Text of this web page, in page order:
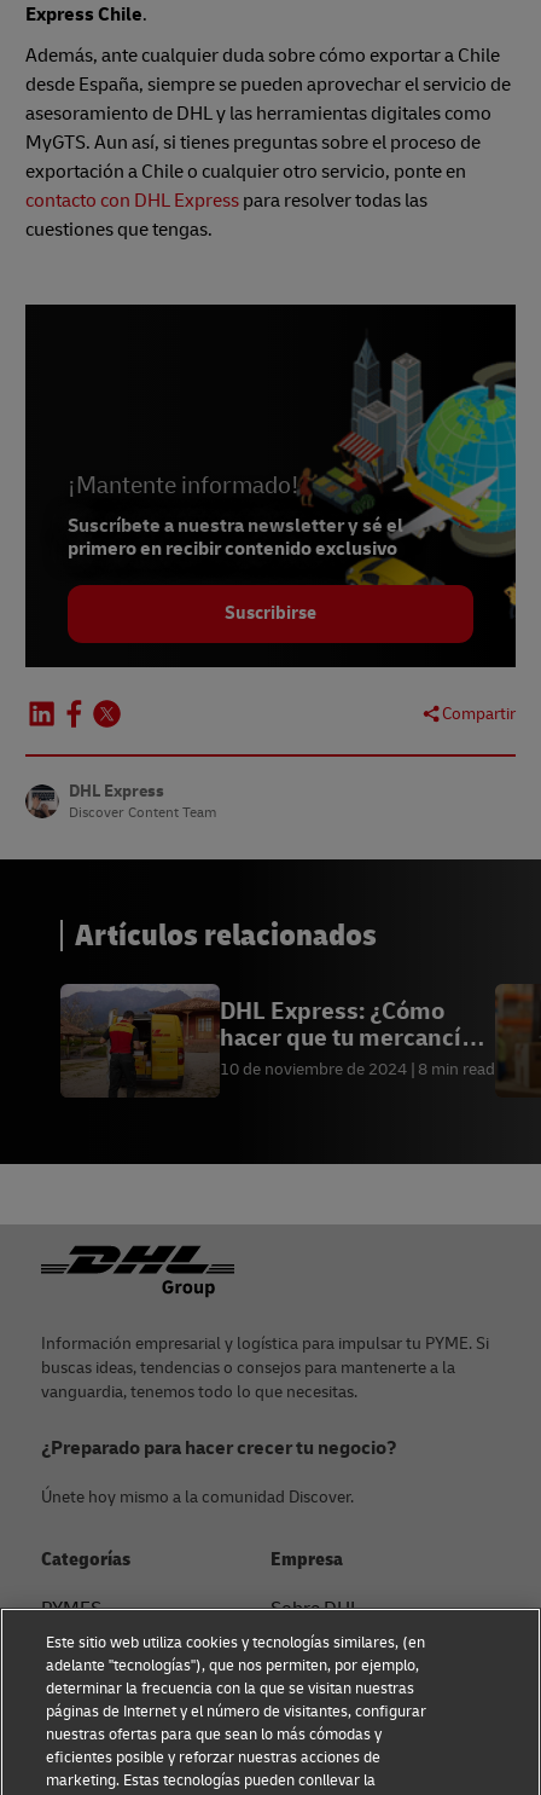
Express Chile.
Además, ante cualquier duda sobre cómo exportar a Chile
desde España, siempre se pueden aprovechar el servicio de
asesoramiento de DHL y las herramientas digitales como
MyGTS. Aun así, si tienes preguntas sobre el proceso de
exportación a Chile o cualquier otro servicio, ponte en
contacto con DHL Express para resolver todas las
cuestiones que tengas.
¡Mantente informado!
Suscríbete a nuestra newsletter y sé el
primero en recibir contenido exclusivo
Suscribirse
Compartir
DHL Express
Discover Content Team
Artículos relacionados
DHL Express: ¿Cómo
hacer que tu mercancía
llegue antes?
10 de noviembre de 2024 8 min read
Pie de página
Información empresarial y logística para impulsar tu PYME. Si
buscas ideas, tendencias o consejos para mantenerte a la
vanguardia, tenemos todo lo que necesitas.
¿Preparado para hacer crecer tu negocio?
Únete hoy mismo a la comunidad Discover.
Categorías
PYMES
Asesoramiento en e-
commerce
Asesoramiento B2B
Asesoramiento logístico
Empresa
Sobre DHL
Contacto
Sostenibilidad
Aviso Legal
Este sitio web utiliza cookies y tecnologías similares, (en
adelante "tecnologías"), que nos permiten, por ejemplo,
determinar la frecuencia con la que se visitan nuestras
páginas de Internet y el número de visitantes, configurar
nuestras ofertas para que sean lo más cómodas y
eficientes posible y reforzar nuestras acciones de
marketing. Estas tecnologías pueden conllevar la